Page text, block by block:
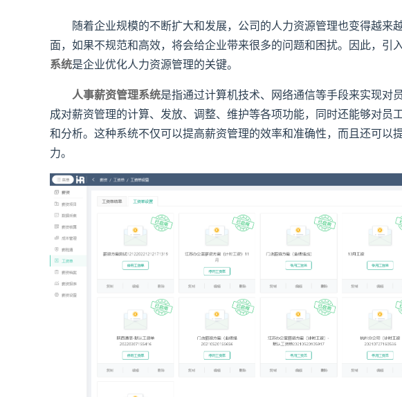
随着企业规模的不断扩大和发展，公司的人力资源管理也变得越来
面，如果不规范和高效，将会给企业带来很多的问题和困扰。因此，引
系统是企业优化人力资源管理的关键。
人事薪资管理系统是指通过计算机技术、网络通信等手段来实现对
成对薪资管理的计算、发放、调整、维护等各项功能，同时还能够对员
和分析。这种系统不仅可以提高薪资管理的效率和准确性，而且还可以
力。